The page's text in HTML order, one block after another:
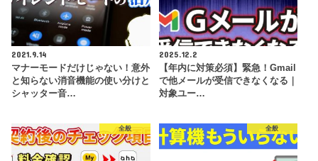
2021.9.14
マナーモードだけじゃない！意外
と知らない消音機能の使い分けと
シャッター音…
2025.12.2
【年内に対策必須】緊急！Gmail
で他メールが受信できなくなる｜
対象ユー…
全般 全般